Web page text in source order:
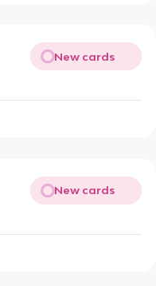
New cards
New cards